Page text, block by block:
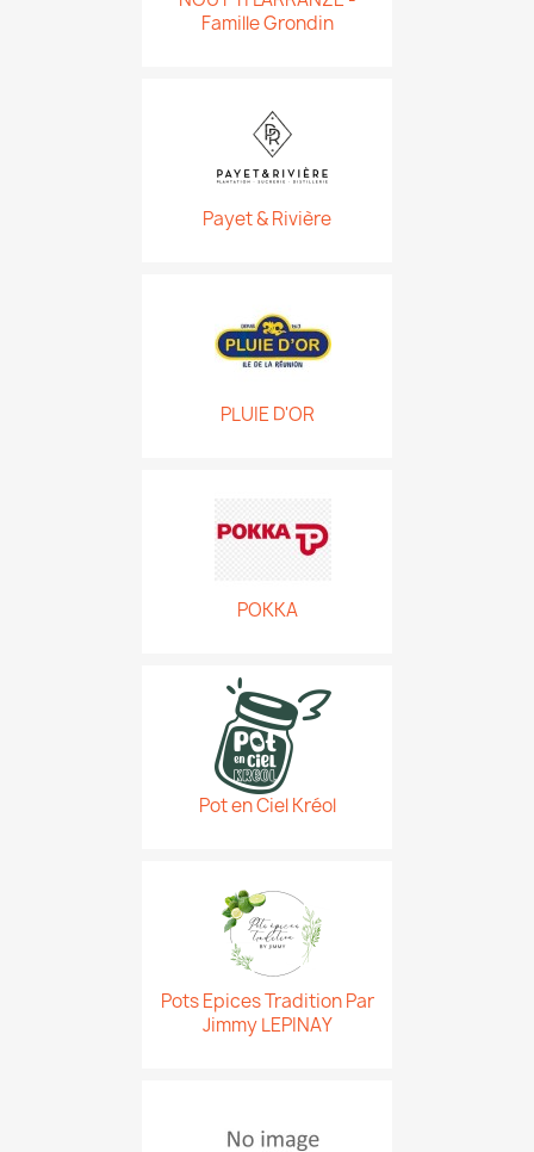
Famille Grondin
Payet & Rivière
PLUIE D'OR
POKKA
Pot en Ciel Kréol
Pots Epices Tradition Par
Jimmy LEPINAY